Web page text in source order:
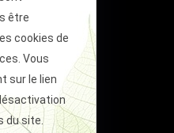
être
cookies de
Vous
sur le lien
du site.